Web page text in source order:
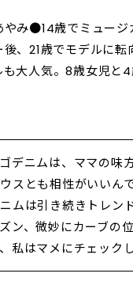
やみ●14歳でミュージ
、21歳でモデルに転
も大人気。8歳女児と
デニムは、ママの味
スとも相性がいいん
ムは引き続きトレン
ン、微妙にカーブの
私はマメにチェック